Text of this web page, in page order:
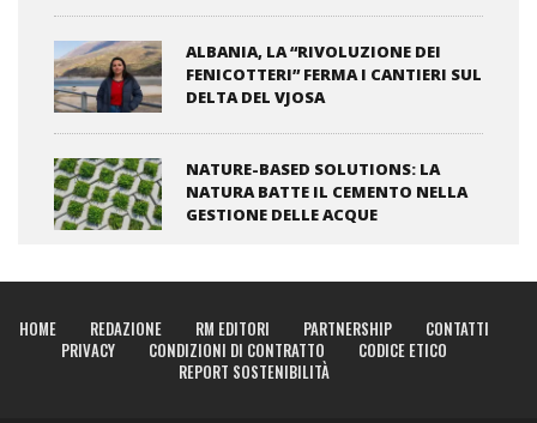
ALBANIA, LA “RIVOLUZIONE DEI
FENICOTTERI” FERMA I CANTIERI SUL
DELTA DEL VJOSA
NATURE-BASED SOLUTIONS: LA
NATURA BATTE IL CEMENTO NELLA
GESTIONE DELLE ACQUE
HOME REDAZIONE RM EDITORI PARTNERSHIP
CONTATTI
PRIVACY
CONDIZIONI DI CONTRATTO
CODICE ETICO
REPORT SOSTENIBILITÀ